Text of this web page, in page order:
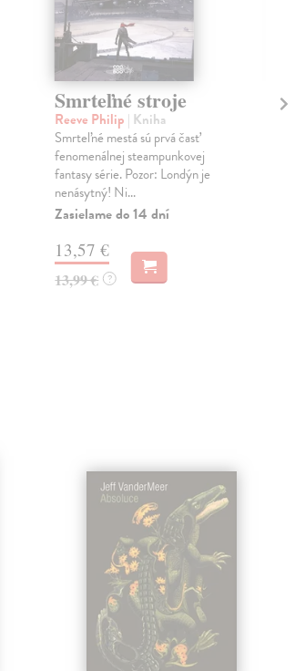
Smrteľné stroje
Reeve Philip | Kniha
Smrteľné mestá sú prvá časť
fenomenálnej steampunkovej
fantasy série. Pozor: Londýn je
nenásytný! Ni...
Zasielame do 14 dní
13,57 €
13,99 € ?